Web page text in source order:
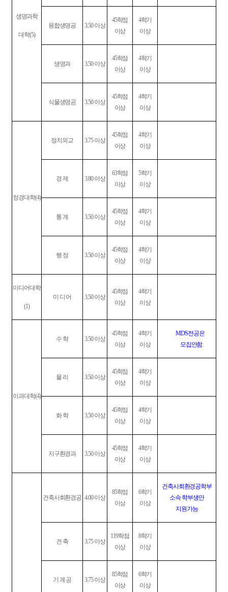
생명과학
대학(5)
융합생명공 3.50이상
45학점
이상
4학기
이상
생명과 3.50이상
45학점
이상
4학기
이상
식물생명공 3.50이상
45학점
이상
4학기
이상
정경대학(4)
정치외교 3.75이상
45학점
이상
4학기
이상
경 제 3.80이상
63학점
이상
5학기
이상
통 계 3.50이상
45학점
이상
4학기
이상
행 정 3.50이상
45학점
이상
4학기
이상
미디어대학
(1)
미 디 어 3.50이상
45학점
이상
4학기
이상
이과대학(4)
수 학 3.50이상
45학점
이상
4학기
이상
MDS전공은
모집안함.
물 리 3.50이상
45학점
이상
4학기
이상
화 학 3.50이상
45학점
이상
4학기
이상
지구환경과 3.50이상
45학점
이상
4학기
이상
건축사회환경공 4.00이상
85학점
이상
6학기
이상
건축사회환경공학부
소속 학부생만
지원가능
건 축 3.75이상
119학점
이상
8학기
이상
기 계 공 3.75이상
85학점
이상
6학기
이상